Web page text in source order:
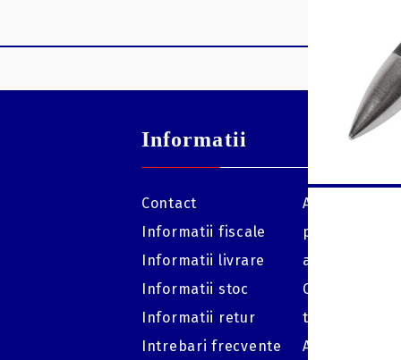
Informatii
Contact
Informatii fiscale
Informatii livrare
Informatii stoc
Informatii retur
Intrebari frecvente
Arbaleta:
părțile
ale acestora
Cat de
trage cu o
Arbaleta: cat